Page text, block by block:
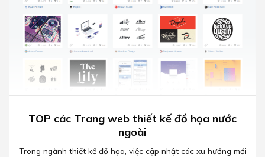
TOP các Trang web thiết kế đồ họa nước
ngoài
Trong ngành thiết kế đồ họa, việc cập nhật các xu hướng mới